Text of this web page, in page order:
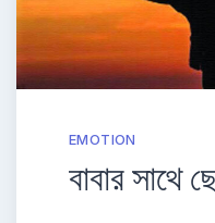
EMOTION
বাবার সাথে